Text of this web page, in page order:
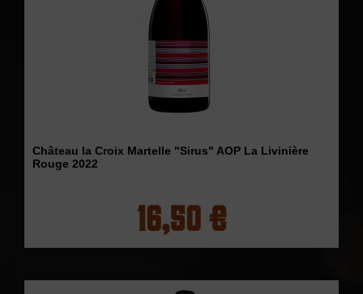
Château la Croix Martelle "Sirus" AOP La Livinière
Rouge 2022
16,50 €